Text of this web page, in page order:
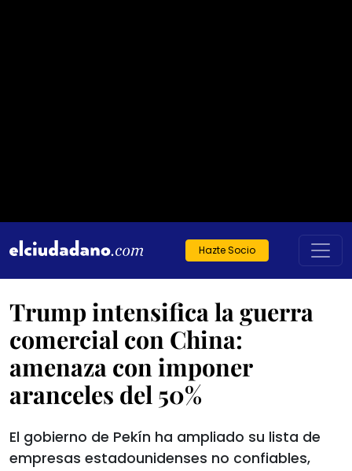
Hazte Socio
Trump intensifica la guerra
comercial con China:
amenaza con imponer
aranceles del 50%
El gobierno de Pekín ha ampliado su lista de
empresas estadounidenses no confiables,